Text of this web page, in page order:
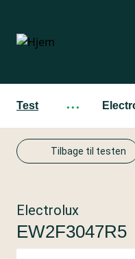
hovedindhold
Test ···
Tilbage til testen
Electrolux
EW2F3047R5